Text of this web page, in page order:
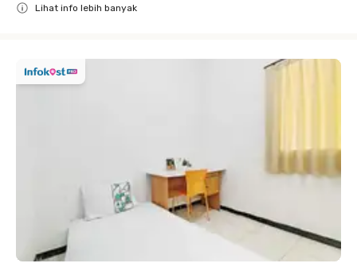
Lihat info lebih banyak